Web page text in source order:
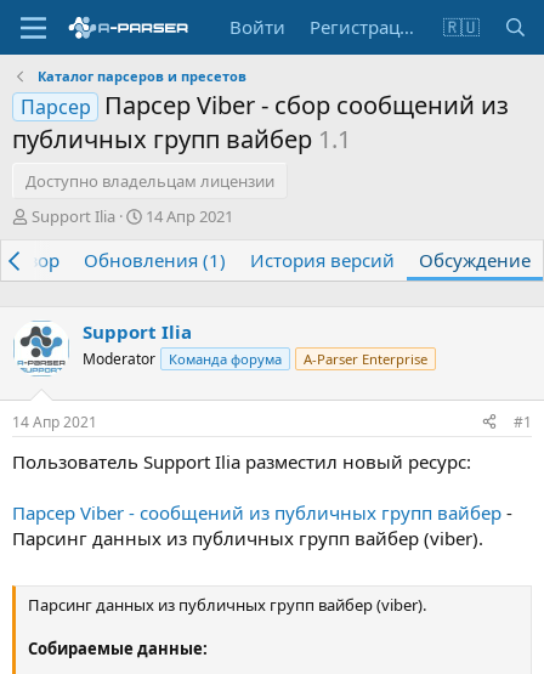
Войти Регистрация 🇷🇺
Каталог парсеров и пресетов
Парсер
Парсер Viber - сбор сообщений из
публичных групп вайбер 1.1
Доступно владельцам лицензии
А
т
о
т
е
м
ы
Support Ilia
Д
т
а
а
а
14 Апр 2021
Обзор Обновления (1) История версий Обсуждение
Support Ilia
Moderator Команда форума A-Parser Enterprise
14 Апр 2021 #1
Пользователь Support Ilia разместил новый ресурс:
Парсер Viber - сообщений из публичных групп вайбер -
Парсинг данных из публичных групп вайбер (viber).
Парсинг данных из публичных групп вайбер (viber).
Собираемые данные: